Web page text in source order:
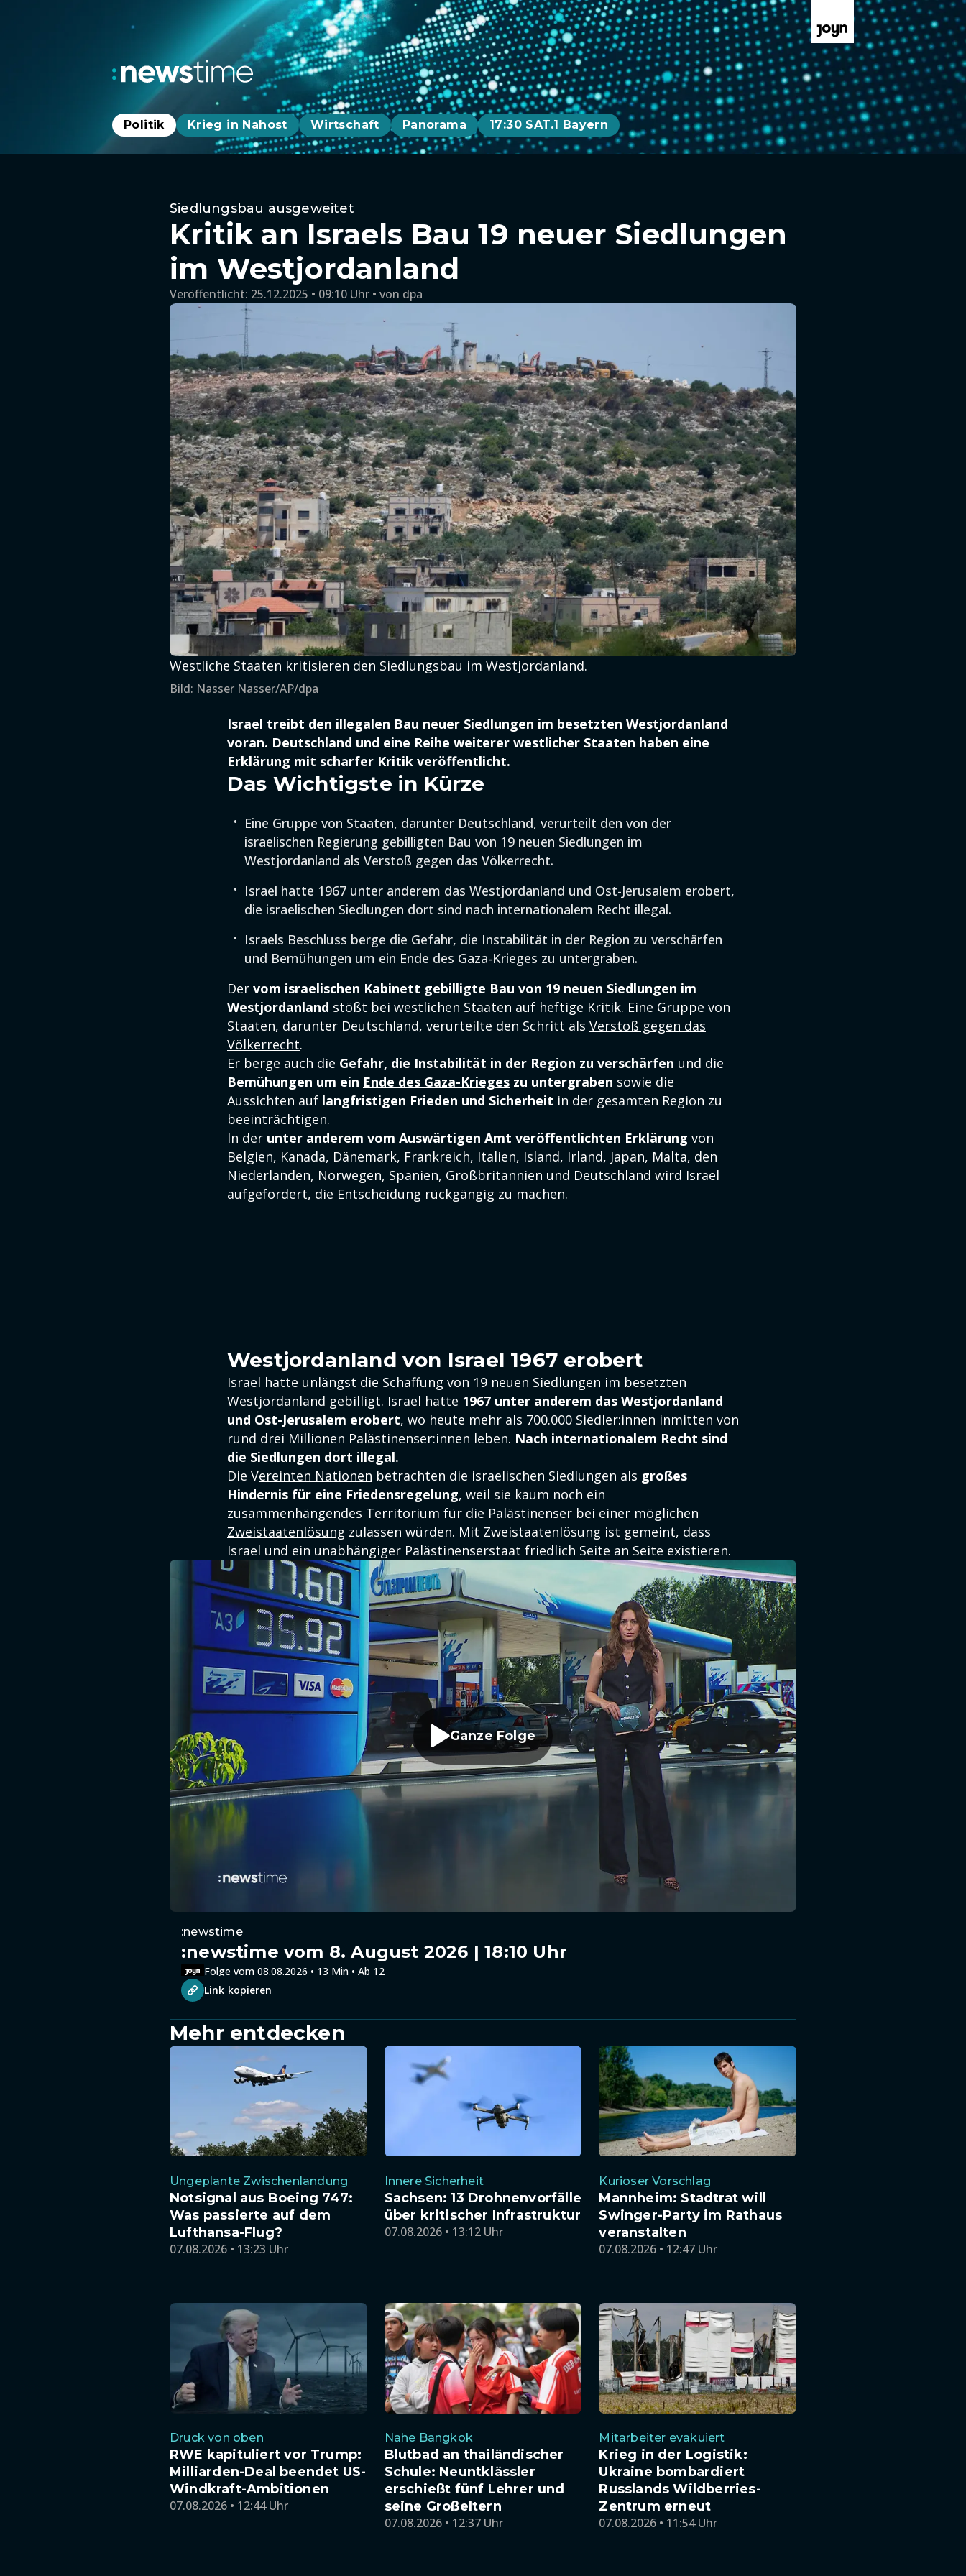
Politik Krieg in Nahost Wirtschaft Panorama 17:30 SAT.1 Bayern
Siedlungsbau ausgeweitet
Kritik an Israels Bau 19 neuer Siedlungen
im Westjordanland
Veröffentlicht: 25.12.2025 • 09:10 Uhr von dpa
Westliche Staaten kritisieren den Siedlungsbau im Westjordanland.
Bild: Nasser Nasser/AP/dpa
Israel treibt den illegalen Bau neuer Siedlungen im besetzten Westjordanland
voran. Deutschland und eine Reihe weiterer westlicher Staaten haben eine
Erklärung mit scharfer Kritik veröffentlicht.
Das Wichtigste in Kürze
Eine Gruppe von Staaten, darunter Deutschland, verurteilt den von der
israelischen Regierung gebilligten Bau von 19 neuen Siedlungen im
Westjordanland als Verstoß gegen das Völkerrecht.
Israel hatte 1967 unter anderem das Westjordanland und Ost-Jerusalem erobert,
die israelischen Siedlungen dort sind nach internationalem Recht illegal.
Israels Beschluss berge die Gefahr, die Instabilität in der Region zu verschärfen
und Bemühungen um ein Ende des Gaza-Krieges zu untergraben.
Der vom israelischen Kabinett gebilligte Bau von 19 neuen Siedlungen im
Westjordanland stößt bei westlichen Staaten auf heftige Kritik. Eine Gruppe von
Staaten, darunter Deutschland, verurteilte den Schritt als Verstoß gegen das
Völkerrecht.
Er berge auch die Gefahr, die Instabilität in der Region zu verschärfen und die
Bemühungen um ein Ende des Gaza-Krieges zu untergraben sowie die
Aussichten auf langfristigen Frieden und Sicherheit in der gesamten Region zu
beeinträchtigen.
In der unter anderem vom Auswärtigen Amt veröffentlichten Erklärung von
Belgien, Kanada, Dänemark, Frankreich, Italien, Island, Irland, Japan, Malta, den
Niederlanden, Norwegen, Spanien, Großbritannien und Deutschland wird Israel
aufgefordert, die Entscheidung rückgängig zu machen.
Westjordanland von Israel 1967 erobert
Israel hatte unlängst die Schaffung von 19 neuen Siedlungen im besetzten
Westjordanland gebilligt. Israel hatte 1967 unter anderem das Westjordanland
und Ost-Jerusalem erobert, wo heute mehr als 700.000 Siedler:innen inmitten von
rund drei Millionen Palästinenser:innen leben. Nach internationalem Recht sind
die Siedlungen dort illegal.
Die Vereinten Nationen betrachten die israelischen Siedlungen als großes
Hindernis für eine Friedensregelung, weil sie kaum noch ein
zusammenhängendes Territorium für die Palästinenser bei einer möglichen
Zweistaatenlösung zulassen würden. Mit Zweistaatenlösung ist gemeint, dass
Israel und ein unabhängiger Palästinenserstaat friedlich Seite an Seite existieren.
Ganze Folge
:newstime
:newstime vom 8. August 2026 | 18:10 Uhr
Folge vom 08.08.2026 • 13 Min • Ab 12
Link kopieren
Mehr entdecken
Ungeplante Zwischenlandung
Notsignal aus Boeing 747:
Was passierte auf dem
Lufthansa-Flug?
07.08.2026 • 13:23 Uhr
Innere Sicherheit
Sachsen: 13 Drohnenvorfälle
über kritischer Infrastruktur
07.08.2026 • 13:12 Uhr
Kurioser Vorschlag
Mannheim: Stadtrat will
Swinger-Party im Rathaus
veranstalten
07.08.2026 • 12:47 Uhr
Druck von oben
RWE kapituliert vor Trump:
Milliarden-Deal beendet US-
Windkraft-Ambitionen
07.08.2026 • 12:44 Uhr
Nahe Bangkok
Blutbad an thailändischer
Schule: Neuntklässler
erschießt fünf Lehrer und
seine Großeltern
07.08.2026 • 12:37 Uhr
Mitarbeiter evakuiert
Krieg in der Logistik:
Ukraine bombardiert
Russlands Wildberries-
Zentrum erneut
07.08.2026 • 11:54 Uhr